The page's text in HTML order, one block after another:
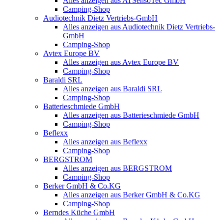
Camping-Shop
Audiotechnik Dietz Vertriebs-GmbH
Alles anzeigen aus Audiotechnik Dietz Vertriebs-
GmbH
Camping-Shop
Avtex Europe BV
Alles anzeigen aus Avtex Europe BV
Camping-Shop
Baraldi SRL
Alles anzeigen aus Baraldi SRL
Camping-Shop
Batterieschmiede GmbH
Alles anzeigen aus Batterieschmiede GmbH
Camping-Shop
Beflexx
Alles anzeigen aus Beflexx
Camping-Shop
BERGSTROM
Alles anzeigen aus BERGSTROM
Camping-Shop
Berker GmbH & Co.KG
Alles anzeigen aus Berker GmbH & Co.KG
Camping-Shop
Berndes Küche GmbH